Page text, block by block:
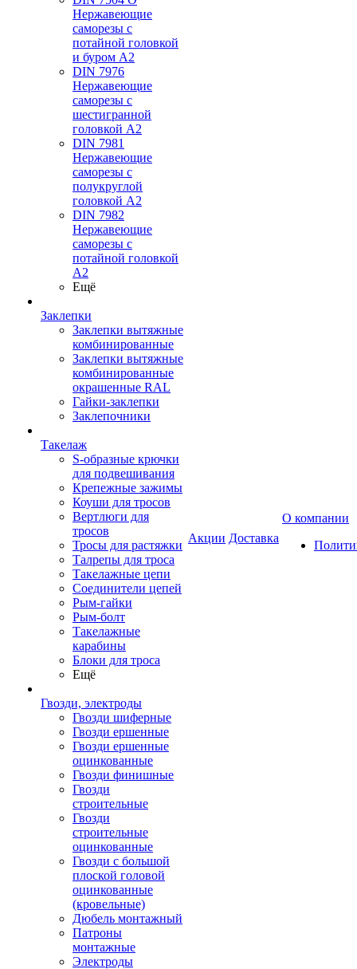
Нержавеющие
саморезы с
потайной головкой
и буром А2
DIN 7976
Нержавеющие
саморезы с
шестигранной
головкой А2
DIN 7981
Нержавеющие
саморезы с
полукруглой
головкой А2
DIN 7982
Нержавеющие
саморезы с
потайной головкой
А2
Ещё
Заклепки
Заклепки вытяжные
комбинированные
Заклепки вытяжные
комбинированные
окрашенные RAL
Гайки-заклепки
Заклепочники
Такелаж
S-образные крючки
для подвешивания
Крепежные зажимы
Коуши для тросов
Вертлюги для
тросов
Тросы для растяжки
Талрепы для троса
Такелажные цепи
Соединители цепей
Рым-гайки
Рым-болт
Такелажные
карабины
Блоки для троса
Ещё
Гвозди, электроды
Гвозди шиферные
Гвозди ершенные
Гвозди ершенные
оцинкованные
Гвозди финишные
Гвозди
строительные
Гвозди
строительные
оцинкованные
Гвозди с большой
плоской головой
оцинкованные
(кровельные)
Дюбель монтажный
Патроны
монтажные
Электроды
Акции Доставка
О компании